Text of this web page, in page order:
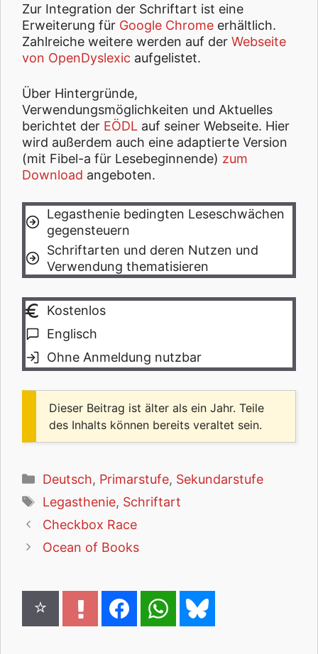
Zur Integration der Schriftart ist eine
Erweiterung für Google Chrome erhältlich.
Zahlreiche weitere werden auf der Webseite
von OpenDyslexic aufgelistet.
Über Hintergründe,
Verwendungsmöglichkeiten und Aktuelles
berichtet der EÖDL auf seiner Webseite. Hier
wird außerdem auch eine adaptierte Version
(mit Fibel-a für Lesebeginnende) zum
Download angeboten.
Legasthenie bedingten Leseschwächen
gegensteuern
Schriftarten und deren Nutzen und
Verwendung thematisieren
Kostenlos
Englisch
Ohne Anmeldung nutzbar
Dieser Beitrag ist älter als ein Jahr. Teile
des Inhalts können bereits veraltet sein.
Kategorien
Deutsch, Primarstufe, Sekundarstufe
Schlagwörter
Legasthenie, Schriftart
Checkbox Race
Ocean of Books